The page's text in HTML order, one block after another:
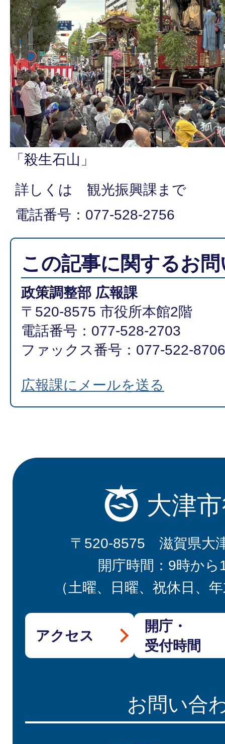
「殺生石山」
詳しくは 観光振興課まで
電話番号：077-528-2756
この記事に関するお
政策調整部 広報課
〒520-8575 市役所本館2階
電話番号：077-528-2703
ファックス番号：077-522-8706
広報課にメールを送る
大津
〒520-8575 滋賀県大
開庁時間：9時から
（土曜、日曜、祝休日、
アクセス
開庁・
受付時間
お問い合